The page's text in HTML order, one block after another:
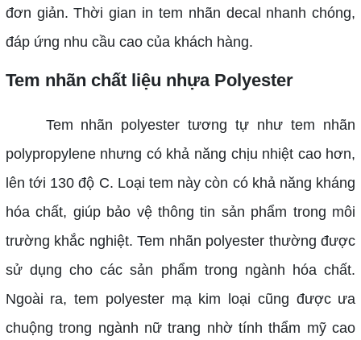
đơn giản. Thời gian in tem nhãn decal nhanh chóng,
đáp ứng nhu cầu cao của khách hàng.
Tem nhãn chất liệu nhựa Polyester
Tem nhãn polyester tương tự như tem nhãn
polypropylene nhưng có khả năng chịu nhiệt cao hơn,
lên tới 130 độ C. Loại tem này còn có khả năng kháng
hóa chất, giúp bảo vệ thông tin sản phẩm trong môi
trường khắc nghiệt. Tem nhãn polyester thường được
sử dụng cho các sản phẩm trong ngành hóa chất.
Ngoài ra, tem polyester mạ kim loại cũng được ưa
chuộng trong ngành nữ trang nhờ tính thẩm mỹ cao